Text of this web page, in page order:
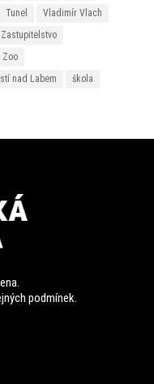
Tunel
Vladimír Vlach
Zastupitelstvo
Zoo
nad Labem škola
podmínek.